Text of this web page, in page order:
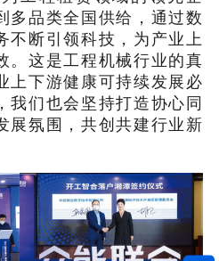
多品类全国供给，通过数
不断引领科技，为产业上
。这是工程机械行业的真
上下游健康可持续发展必
我们也会坚持打造协心同
展氛围，共创共建行业新